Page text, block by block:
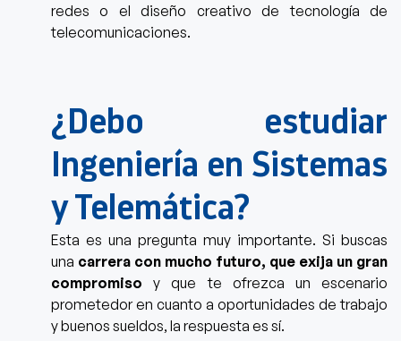
redes o el diseño creativo de tecnología de
telecomunicaciones.
¿Debo estudiar
Ingeniería en Sistemas
y Telemática?
Esta es una pregunta muy importante. Si buscas
una carrera con mucho futuro, que exija un gran
compromiso y que te ofrezca un escenario
prometedor en cuanto a oportunidades de trabajo
y buenos sueldos, la respuesta es sí.